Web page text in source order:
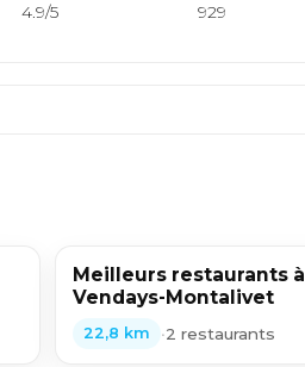
4.9/5 929
Meilleurs restaurants à
Vendays-Montalivet
22,8 km •2 restaurants